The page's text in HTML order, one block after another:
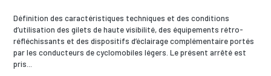
Définition des caractéristiques techniques et des conditions
d’utilisation des gilets de haute visibilité, des équipements rétro-
réfléchissants et des dispositifs d’éclairage complémentaire portés
par les conducteurs de cyclomobiles légers. Le présent arrêté est
pris...